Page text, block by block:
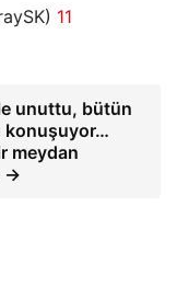
11
unuttu, bütün
konuşuyor…
meydan
→